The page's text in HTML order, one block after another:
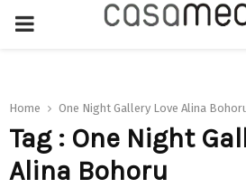
PRIMARY
Home One Night Gallery Love Alina
Tag : One Night
Alina Bohoru